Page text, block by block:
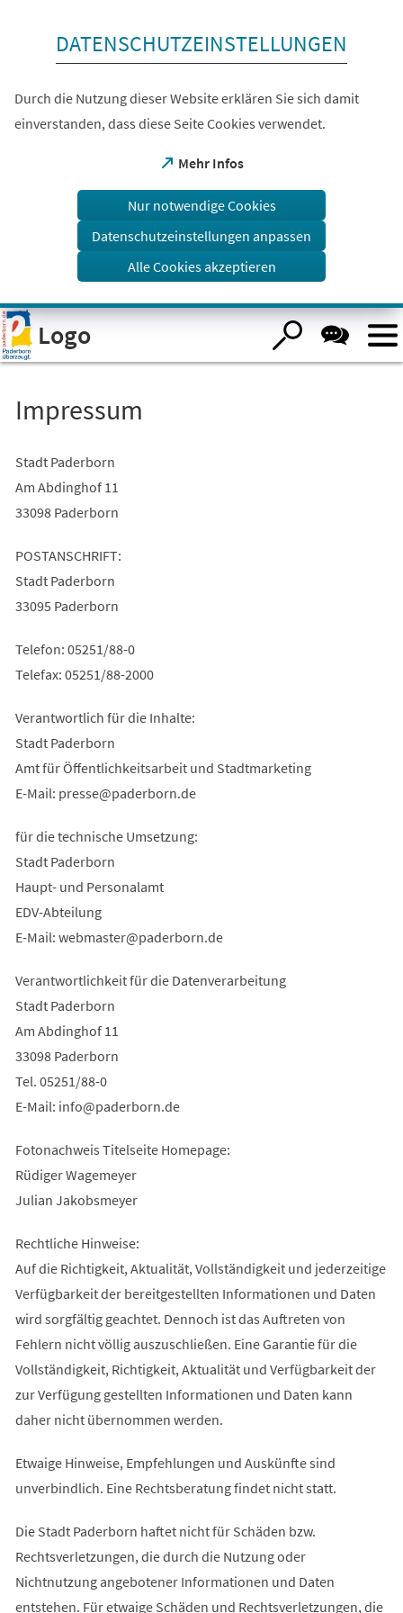
Visuelle
Assistenzsoftware
öffnen.
DATENSCHUTZEINSTELLUNGEN
Durch die Nutzung dieser Website erklären Sie sich damit
einverstanden, dass diese Seite Cookies verwendet.
Mehr Infos
(Öffnet
einem
Tab)
Nur notwendige Cookies
Datenschutzeinstellungen anpassen
Alle Cookies akzeptieren
Logo
Impressum
Stadt Paderborn
Am Abdinghof 11
33098 Paderborn
POSTANSCHRIFT:
Stadt Paderborn
33095 Paderborn
Telefon: 05251/88-0
Telefax: 05251/88-2000
Verantwortlich für die Inhalte:
Stadt Paderborn
Amt für Öffentlichkeitsarbeit und Stadtmarketing
E-Mail: presse paderborn de
für die technische Umsetzung:
Stadt Paderborn
Haupt- und Personalamt
EDV-Abteilung
E-Mail: webmaster paderborn de
Verantwortlichkeit für die Datenverarbeitung
Stadt Paderborn
Am Abdinghof 11
33098 Paderborn
Tel. 05251/88-0
E-Mail: info paderborn de
Fotonachweis Titelseite Homepage:
Rüdiger Wagemeyer
Julian Jakobsmeyer
Rechtliche Hinweise:
Auf die Richtigkeit, Aktualität, Vollständigkeit und jederzeitige
Verfügbarkeit der bereitgestellten Informationen und Daten
wird sorgfältig geachtet. Dennoch ist das Auftreten von
Fehlern nicht völlig auszuschließen. Eine Garantie für die
Vollständigkeit, Richtigkeit, Aktualität und Verfügbarkeit der
zur Verfügung gestellten Informationen und Daten kann
daher nicht übernommen werden.
Etwaige Hinweise, Empfehlungen und Auskünfte sind
unverbindlich. Eine Rechtsberatung findet nicht statt.
Die Stadt Paderborn haftet nicht für Schäden bzw.
Rechtsverletzungen, die durch die Nutzung oder
Nichtnutzung angebotener Informationen und Daten
entstehen. Für etwaige Schäden und Rechtsverletzungen, die